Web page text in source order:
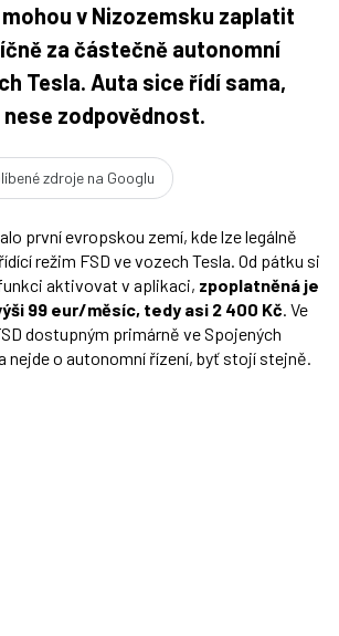
v Nizozemsku zaplatit
za částečně autonomní
Tesla. Auta sice řídí sama,
nese zodpovědnost.
zdroje na Googlu
první evropskou zemí, kde lze legálně
režim FSD ve vozech Tesla. Od pátku si
aktivovat v aplikaci, zpoplatněná je
99 eur/měsíc, tedy asi 2 400 Kč . Ve
dostupným primárně ve Spojených
nejde o autonomní řízení, byť stojí stejně.